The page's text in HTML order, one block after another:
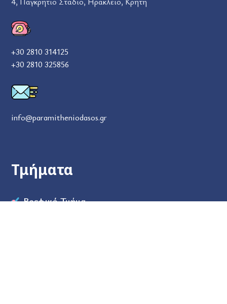
+30 2810 314125
+30 2810 325856
info@paramitheniodasos.gr
Τμήματα
Βρεφικό Τμήμα